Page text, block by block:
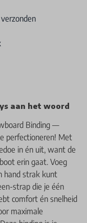
aan het woord
Binding —
perfectioneren! Met
in én uit, want de
erin gaat. Voeg
hand strak kunt
strap die je één
comfort én snelheid
maximale